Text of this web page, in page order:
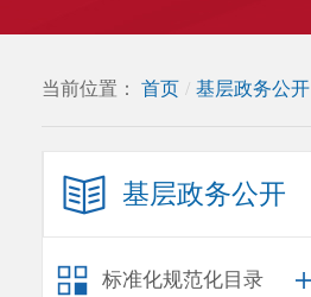
当前位置： 首页 / 基层政务公开
基层政务公开
标准化规范化目录